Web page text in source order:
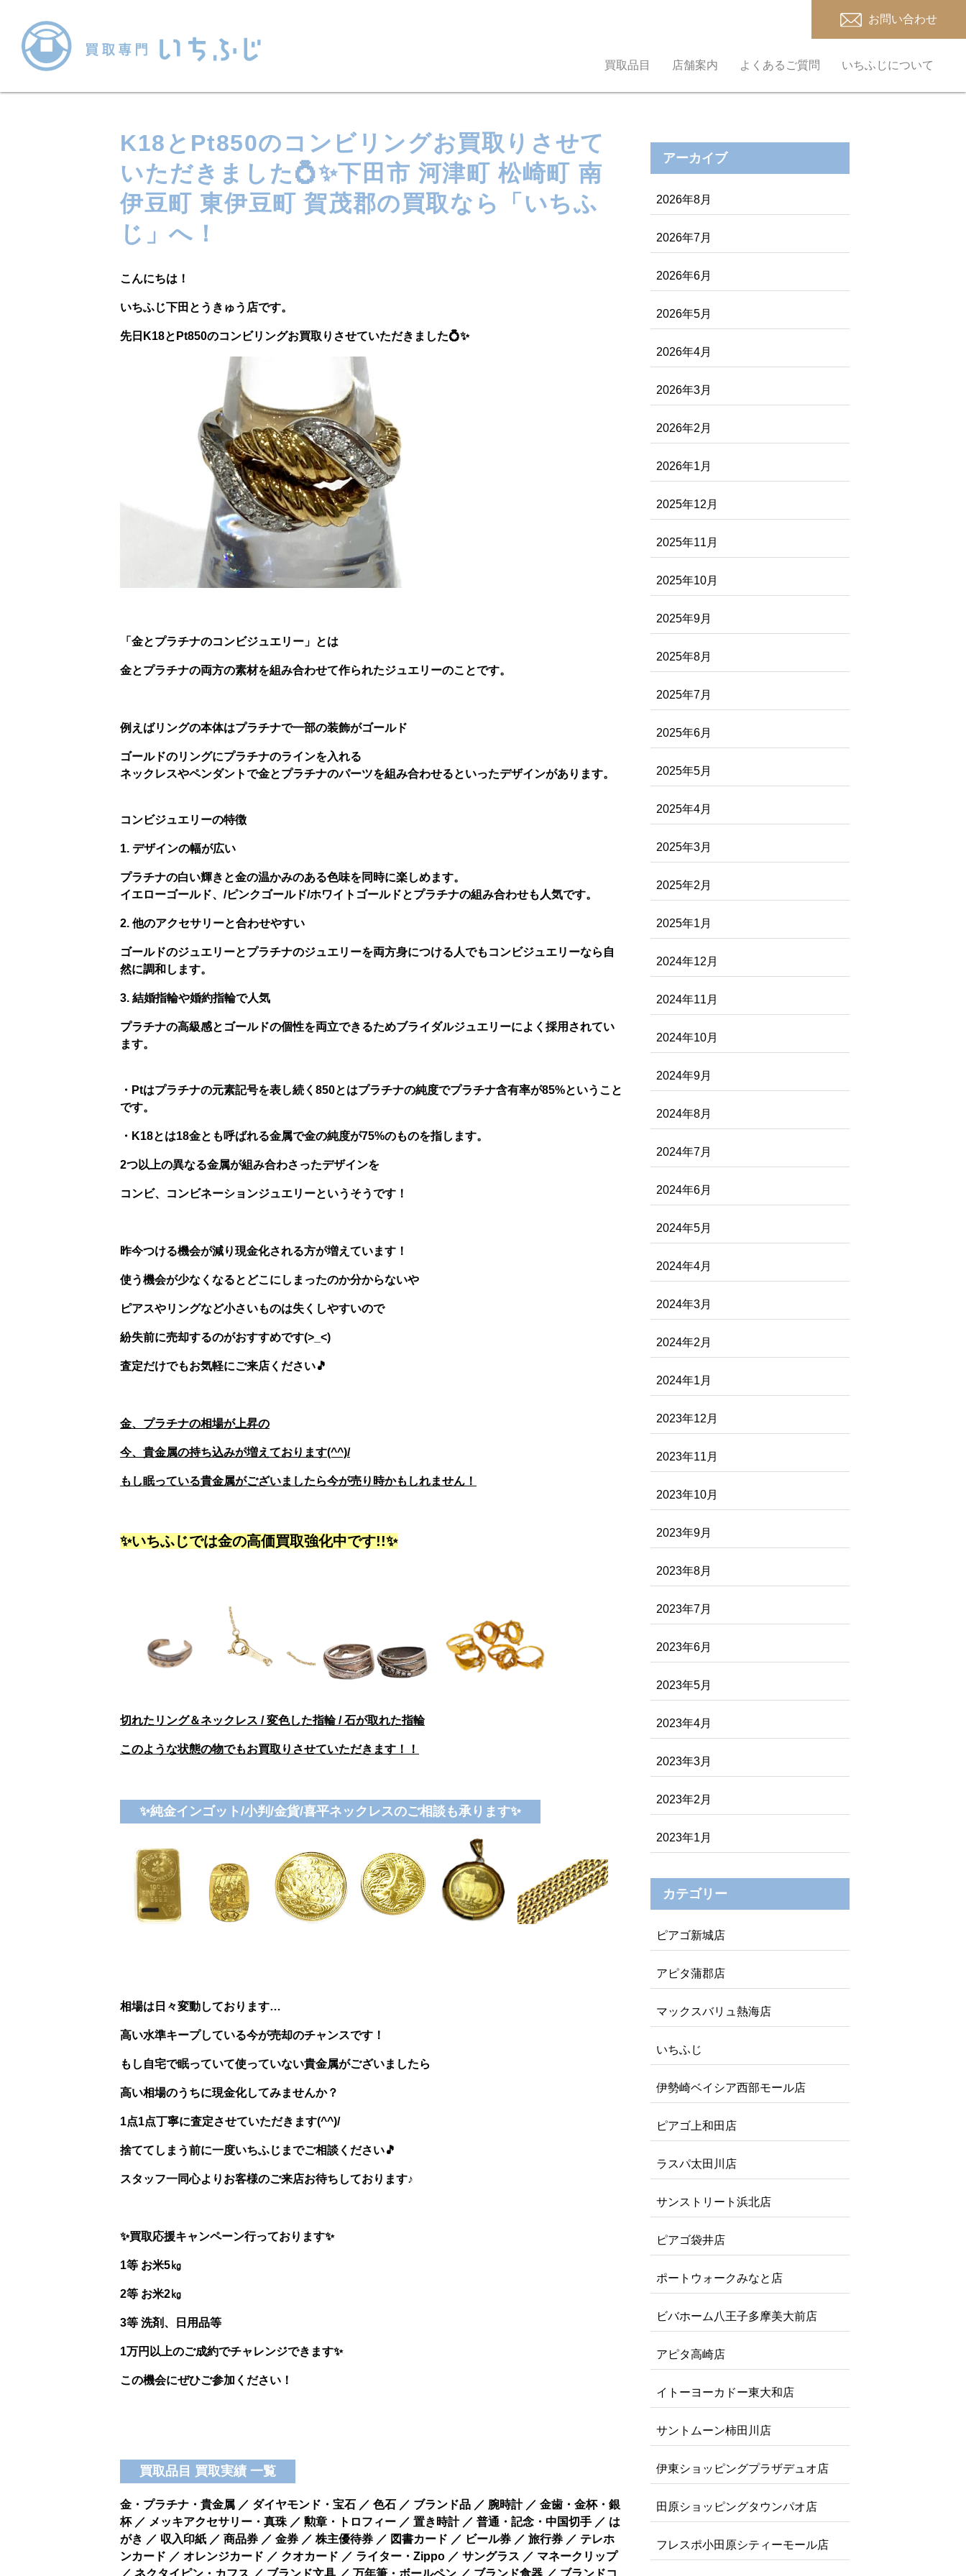
お問い合わせ
買取品目 店舗案内 よくあるご質問 いちふじについて
K18とPt850のコンビリングお買取りさせて
いただきました💍✨下田市 河津町 松崎町 南
伊豆町 東伊豆町 賀茂郡の買取なら「いちふ
じ」へ！
こんにちは！
いちふじ下田とうきゅう店です。
先日K18とPt850のコンビリングお買取りさせていただきました💍✨
「金とプラチナのコンビジュエリー」とは
金とプラチナの両方の素材を組み合わせて作られたジュエリーのことです。
例えばリングの本体はプラチナで一部の装飾がゴールド
ゴールドのリングにプラチナのラインを入れる
ネックレスやペンダントで金とプラチナのパーツを組み合わせるといったデザインがあります。
コンビジュエリーの特徴
1. デザインの幅が広い
プラチナの白い輝きと金の温かみのある色味を同時に楽しめます。
イエローゴールド、/ピンクゴールド/ホワイトゴールドとプラチナの組み合わせも人気です。
2. 他のアクセサリーと合わせやすい
ゴールドのジュエリーとプラチナのジュエリーを両方身につける人でもコンビジュエリーなら自
然に調和します。
3. 結婚指輪や婚約指輪で人気
プラチナの高級感とゴールドの個性を両立できるためブライダルジュエリーによく採用されてい
ます。
・Ptはプラチナの元素記号を表し続く850とはプラチナの純度でプラチナ含有率が85%ということ
です。
・K18とは18金とも呼ばれる金属で金の純度が75%のものを指します。
2つ以上の異なる金属が組み合わさったデザインを
コンビ、コンビネーションジュエリーというそうです！
昨今つける機会が減り現金化される方が増えています！
使う機会が少なくなるとどこにしまったのか分からないや
ピアスやリングなど小さいものは失くしやすいので
紛失前に売却するのがおすすめです(>_<)
査定だけでもお気軽にご来店ください🎵
金、プラチナの相場が上昇の
今、貴金属の持ち込みが増えております(^^)/
もし眠っている貴金属がございましたら今が売り時かもしれません！
✨いちふじでは金の高価買取強化中です!!✨
切れたリング＆ネックレス / 変色した指輪 / 石が取れた指輪
このような状態の物でもお買取りさせていただきます！！
✨純金インゴット/小判/金貨/喜平ネックレスのご相談も承ります✨
相場は日々変動しております…
高い水準キープしている今が売却のチャンスです！
もし自宅で眠っていて使っていない貴金属がございましたら
高い相場のうちに現金化してみませんか？
1点1点丁寧に査定させていただきます(^^)/
捨ててしまう前に一度いちふじまでご相談ください🎵
スタッフ一同心よりお客様のご来店お待ちしております♪
✨買取応援キャンペーン行っております✨
1等 お米5㎏
2等 お米2㎏
3等 洗剤、日用品等
1万円以上のご成約でチャレンジできます✨
この機会にぜひご参加ください！
買取品目 買取実績 一覧
金・プラチナ・貴金属 ／ ダイヤモンド・宝石 ／ 色石 ／ ブランド品 ／ 腕時計 ／ 金歯・金杯・銀
杯 ／ メッキアクセサリー・真珠 ／ 勲章・トロフィー ／ 置き時計 ／ 普通・記念・中国切手 ／ は
がき ／ 収入印紙 ／ 商品券 ／ 金券 ／ 株主優待券 ／ 図書カード ／ ビール券 ／ 旅行券 ／ テレホ
ンカード ／ オレンジカード ／ クオカード ／ ライター・Zippo ／ サングラス ／ マネークリップ
／ ネクタイピン・カフス ／ ブランド文具 ／ 万年筆・ボールペン ／ ブランド食器 ／ ブランドコ
アーカイブ
2026年8月
2026年7月
2026年6月
2026年5月
2026年4月
2026年3月
2026年2月
2026年1月
2025年12月
2025年11月
2025年10月
2025年9月
2025年8月
2025年7月
2025年6月
2025年5月
2025年4月
2025年3月
2025年2月
2025年1月
2024年12月
2024年11月
2024年10月
2024年9月
2024年8月
2024年7月
2024年6月
2024年5月
2024年4月
2024年3月
2024年2月
2024年1月
2023年12月
2023年11月
2023年10月
2023年9月
2023年8月
2023年7月
2023年6月
2023年5月
2023年4月
2023年3月
2023年2月
2023年1月
カテゴリー
ピアゴ新城店
アピタ蒲郡店
マックスバリュ熱海店
いちふじ
伊勢崎ベイシア西部モール店
ピアゴ上和田店
ラスパ太田川店
サンストリート浜北店
ピアゴ袋井店
ポートウォークみなと店
ビバホーム八王子多摩美大前店
アピタ高崎店
イトーヨーカドー東大和店
サントムーン柿田川店
伊東ショッピングプラザデュオ店
田原ショッピングタウンパオ店
フレスポ小田原シティーモール店